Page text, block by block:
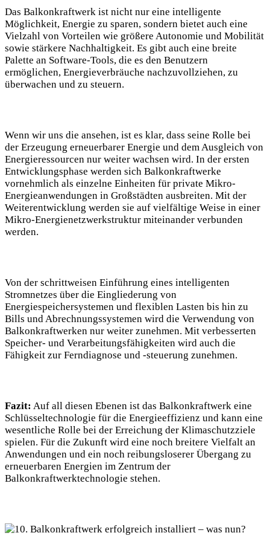
Das⁢ Balkonkraftwerk ist nicht⁢ nur eine intelligente
Möglichkeit,‍ Energie zu sparen,​ sondern‌ bietet auch eine
Vielzahl von Vorteilen‍ wie größere Autonomie und Mobilität
sowie stärkere ⁣Nachhaltigkeit. Es gibt ⁤auch eine breite
Palette an Software-Tools, die⁣ es⁣ den Benutzern
ermöglichen, ⁤Energieverbräuche nachzuvollziehen, zu
überwachen⁣ und zu steuern.
Wenn ‍wir uns⁢ die​ ansehen,⁢ ist es klar, dass seine‍ Rolle bei
der Erzeugung⁤ erneuerbarer Energie und dem Ausgleich von
Energieressourcen nur⁣ weiter‌ wachsen wird. In der ersten
⁤Entwicklungsphase werden ⁢sich Balkonkraftwerke⁢
vornehmlich als einzelne Einheiten‌ für‌ private Mikro-
Energieanwendungen in Großstädten ausbreiten. Mit​ der
Weiterentwicklung werden sie auf vielfältige Weise in einer ​
Mikro-Energienetzwerkstruktur miteinander verbunden
werden.
Von der schrittweisen Einführung ⁤eines intelligenten
Stromnetzes über die Eingliederung ‌von
Energiespeichersystemen ⁤und flexiblen Lasten bis ⁤hin zu
Bills und Abrechnungssystemen wird‍ die Verwendung von
Balkonkraftwerken nur weiter⁤ zunehmen. Mit verbesserten
⁣Speicher- und Verarbeitungsfähigkeiten wird auch die
Fähigkeit zur Ferndiagnose und -steuerung zunehmen.
Fazit: Auf all‍ diesen Ebenen ist ‌das Balkonkraftwerk‌ eine​
Schlüsseltechnologie ‍für die Energieeffizienz und kann eine
‌wesentliche Rolle bei der Erreichung der⁣ Klimaschutzziele
spielen. Für die Zukunft wird⁢ eine noch breitere Vielfalt an
⁤Anwendungen‍ und⁢ ein noch reibungsloserer Übergang zu
erneuerbaren ​Energien im Zentrum der
Balkonkraftwerktechnologie ⁣stehen.